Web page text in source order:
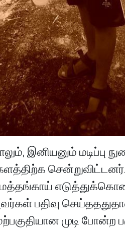
இனியனும்
சென்றுவிட்டனர்.
பதிவு செய்தததுதான்
முடி போன்ற